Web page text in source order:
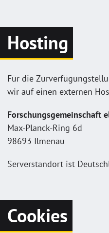
Hosting
Für die
wir auf einen externen
Forschungsgemeinschaft
Max-Planck-Ring 6d
98693 Ilmenau
Serverstandort ist
Cookies